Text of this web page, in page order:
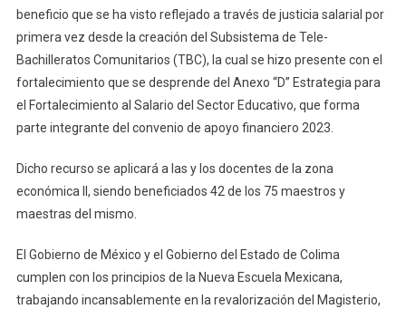
beneficio que se ha visto reflejado a través de justicia salarial por
primera vez desde la creación del Subsistema de Tele-
Bachilleratos Comunitarios (TBC), la cual se hizo presente con el
fortalecimiento que se desprende del Anexo “D” Estrategia para
el Fortalecimiento al Salario del Sector Educativo, que forma
parte integrante del convenio de apoyo financiero 2023.
Dicho recurso se aplicará a las y los docentes de la zona
económica II, siendo beneficiados 42 de los 75 maestros y
maestras del mismo.
El Gobierno de México y el Gobierno del Estado de Colima
cumplen con los principios de la Nueva Escuela Mexicana,
trabajando incansablemente en la revalorización del Magisterio,